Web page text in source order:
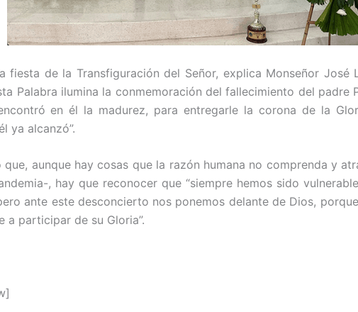
de la Transfiguración del Señor, explica Monseñor José
Palabra ilumina la conmemoración del fallecimiento del padre
en él la madurez, para entregarle la corona de la
ya alcanzó”.
aunque hay cosas que la razón humana no comprenda y
, hay que reconocer que “siempre hemos sido
ante este desconcierto nos ponemos delante de Dios,
a participar de su Gloria”.